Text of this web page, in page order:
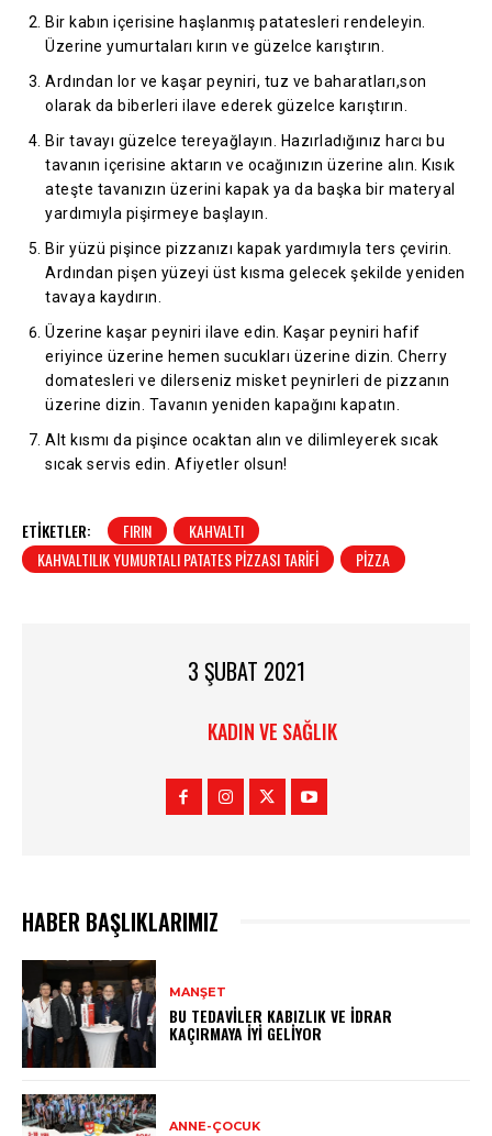
Bir kabın içerisine haşlanmış patatesleri rendeleyin.
Üzerine yumurtaları kırın ve güzelce karıştırın.
Ardından lor ve kaşar peyniri, tuz ve baharatları,son
olarak da biberleri ilave ederek güzelce karıştırın.
Bir tavayı güzelce tereyağlayın. Hazırladığınız harcı bu
tavanın içerisine aktarın ve ocağınızın üzerine alın. Kısık
ateşte tavanızın üzerini kapak ya da başka bir materyal
yardımıyla pişirmeye başlayın.
Bir yüzü pişince pizzanızı kapak yardımıyla ters çevirin.
Ardından pişen yüzeyi üst kısma gelecek şekilde yeniden
tavaya kaydırın.
Üzerine kaşar peyniri ilave edin. Kaşar peyniri hafif
eriyince üzerine hemen sucukları üzerine dizin. Cherry
domatesleri ve dilerseniz misket peynirleri de pizzanın
üzerine dizin. Tavanın yeniden kapağını kapatın.
Alt kısmı da pişince ocaktan alın ve dilimleyerek sıcak
sıcak servis edin. Afiyetler olsun!
ETIKETLER: FIRIN
KAHVALTI
KAHVALTILIK YUMURTALI PATATES PIZZASI TARIFI
PIZZA
3 ŞUBAT 2021
KADIN VE SAĞLIK
HABER BAŞLIKLARIMIZ
MANŞET
BU TEDAVILER KABIZLIK VE İDRAR
KAÇIRMAYA İYI GELIYOR
ANNE-ÇOCUK